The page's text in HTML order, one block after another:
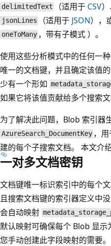
delimitedText （适用于 CSV）
jsonLines （适用于 JSON），
oneToMany ，带有子模式 ）。
使用这些分析模式中的任何一
唯一的文档键，并且确定该值
少有一个形如
如果它将该值贡献给多个搜索
为了解决此问题，Blob 索引器
AzureSearch_DocumentKey ，
建的每个子搜索文档。 本文介
一对多文档密钥
文档键唯一标识索引中的每个
且搜索文档键的索引器定义中
会自动映射
默认映射可确保每个 Blob 显
您手动创建此字段映射的需要